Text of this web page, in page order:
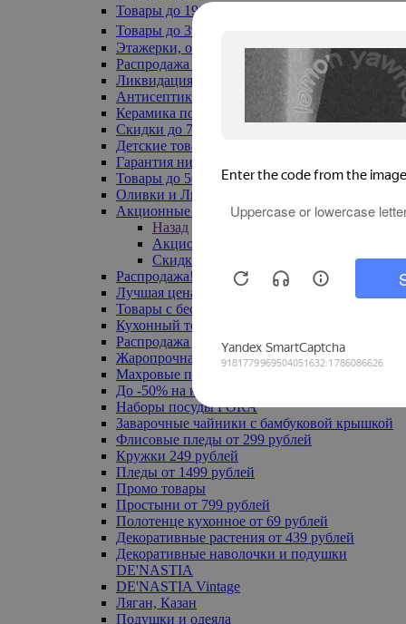
Товары до 199₽
Товары до 399₽
Этажерки, обувницы
Распродажа текстиля до -50%
Ликвидация до -70%
Антисептики
Керамика по 129 руб
Скидки до 70%
Детские товары
Гарантия низкой цены
Товары до 500 руб
Оливки и Лимоны
Акционные товары
Назад
Акционные товары
Скидка 20% по промокоду
Распродажа! Ульяновск до -70%
Лучшая цена
Товары с бесплатной доставкой
Кухонный текстиль
Распродажа до -50%
Жаропрочная посуда
Махровые полотенца
До -50% на ковры
Наборы посуды FORA
Заварочные чайники с бамбуковой крышкой
Флисовые пледы от 299 рублей
Кружки 249 рублей
Пледы от 1499 рублей
Промо товары
Простыни от 799 рублей
Полотенце кухонное от 69 рублей
Декоративные растения от 439 рублей
Декоративные наволочки и подушки
DE'NASTIA
DE'NASTIA Vintage
Ляган, Казан
Подушки и одеяла